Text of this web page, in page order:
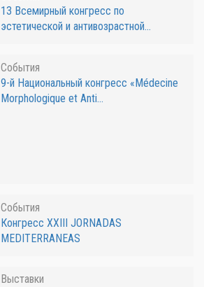
13 Всемирный конгресс по
эстетической и антивозрастной...
События
9-й Национальный конгресс «Médecine
Morphologique et Anti...
События
Конгресс XXIII JORNADAS
MEDITERRANEAS
Выставки